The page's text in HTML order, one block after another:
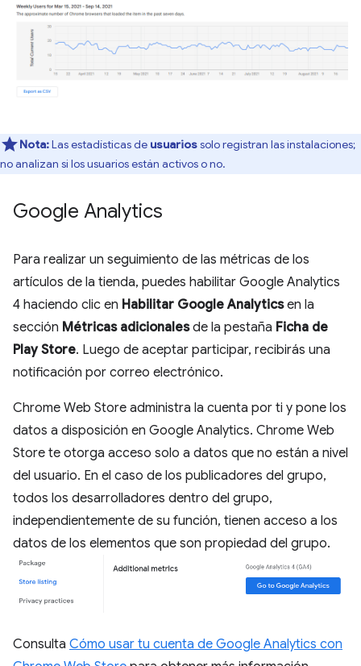
Nota:Las estadísticas de usuariossolo registran las instalaciones;
no analizan si los usuarios están activos o no.
Google Analytics
Para realizar un seguimiento de las métricas de los
artículos de la tienda, puedes habilitar Google Analytics
4 haciendo clic en Habilitar Google Analyticsen la
sección Métricas adicionalesde la pestaña Ficha de
Play Store. Luego de aceptar participar, recibirás una
notificación por correo electrónico.
Chrome Web Store administra la cuenta por ti y pone los
datos a disposición en Google Analytics. Chrome Web
Store te otorga acceso solo a datos que no están a nivel
del usuario. En el caso de los publicadores del grupo,
todos los desarrolladores dentro del grupo,
independientemente de su función, tienen acceso a los
datos de los elementos que son propiedad del grupo.
Consulta Cómo usar tu cuenta de Google Analytics con